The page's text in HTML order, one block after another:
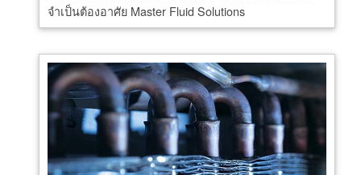
จำเป็นต้องอาศัย Master Fluid Solutions